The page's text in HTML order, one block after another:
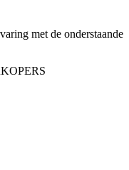
met de onderstaande